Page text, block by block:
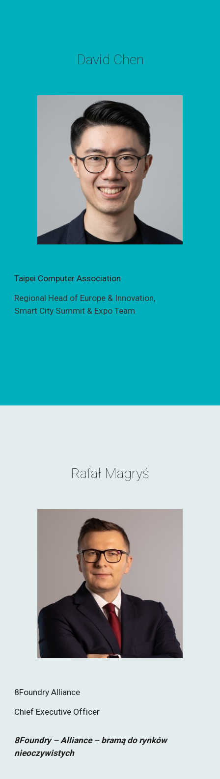
David Chen
Taipei Computer Association
Regional Head of Europe & Innovation,
Smart City Summit & Expo Team
Rafał Magryś
8Foundry Alliance
Chief Executive Officer
8Foundry – Alliance – bramą do rynków
nieoczywistych